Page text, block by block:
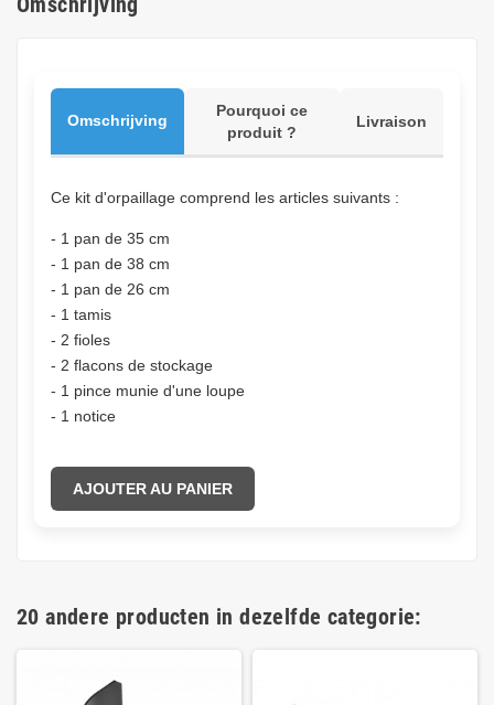
Omschrijving
Pourquoi ce
produit ?
Livraison
Ce kit d'orpaillage comprend les articles suivants :
- 1 pan de 35 cm
- 1 pan de 38 cm
- 1 pan de 26 cm
- 1 tamis
- 2 fioles
- 2 flacons de stockage
- 1 pince munie d'une loupe
- 1 notice
AJOUTER AU PANIER
20 andere producten in dezelfde categorie: